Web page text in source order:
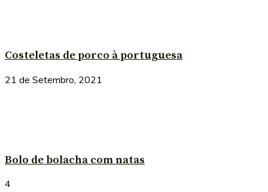
Costeletas de porco à portuguesa
21 de Setembro, 2021
Bolo de bolacha com natas
4